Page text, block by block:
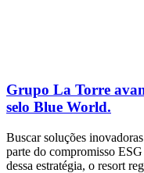
Grupo La Torre
selo Blue World.
Buscar soluções
parte do compromisso
dessa estratégia, o resort